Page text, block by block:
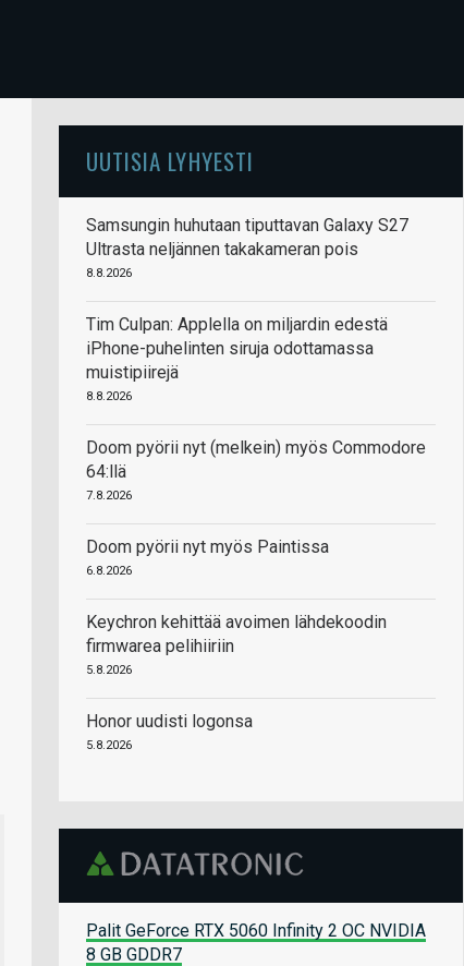
UUTISIA LYHYESTI
Samsungin huhutaan tiputtavan Galaxy S27
Ultrasta neljännen takakameran pois
8.8.2026
Tim Culpan: Applella on miljardin edestä
iPhone-puhelinten siruja odottamassa
muistipiirejä
8.8.2026
Doom pyörii nyt (melkein) myös Commodore
64:llä
7.8.2026
Doom pyörii nyt myös Paintissa
6.8.2026
Keychron kehittää avoimen lähdekoodin
firmwarea pelihiiriin
5.8.2026
Honor uudisti logonsa
5.8.2026
Palit GeForce RTX 5060 Infinity 2 OC NVIDIA
8 GB GDDR7